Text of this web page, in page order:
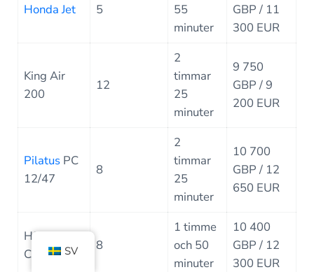
Honda Jet 5
55
minuter
GBP / 11
300 EUR
King Air
200
12
2
timmar
25
minuter
9 750
GBP / 9
200 EUR
Pilatus PC
12/47
8
2
timmar
25
minuter
10 700
GBP / 12
650 EUR
Hänvisning
CJ3
8
1 timme
och 50
minuter
10 400
GBP / 12
300 EUR
SV